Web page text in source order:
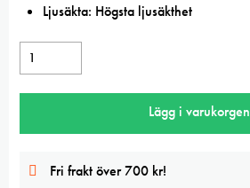
Ljusäkta: Högsta ljusäkthet
Sennelier
Mars
black
Fine
mängd
Lägg i varukorgen
Fri frakt över 700 kr!